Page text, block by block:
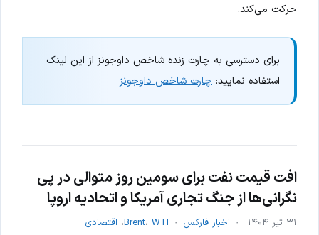
حرکت می‌کند.
برای دسترسی به چارت زنده شاخص داوجونز از این لینک
استفاده نمایید: چارت شاخص داوجونز
افت قیمت نفت برای سومین روز متوالی در پی
نگرانی‌ها از جنگ تجاری آمریکا و اتحادیه اروپا
۳۱ تیر ۱۴۰۴ اخبار فارکس Brent، WTI ، اقتصادی